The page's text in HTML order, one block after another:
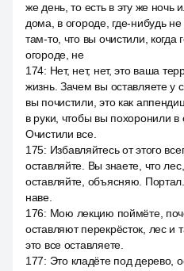
же день, то есть в эту же ночь
дома, в огороде, где-нибудь
там-то, что вы очистили, когда
огороде, не
174: Нет, нет, нет, это ваша
жизнь. Зачем вы оставляете у
вы почистили, это как
в руки, чтобы вы похоронили
Очистили все.
175: Избавляйтесь от этого
оставляйте. Вы знаете, что
оставляйте, объясняю.
наве.
176: Мою лекцию поймёте,
оставляют перекрёсток, лес и
это все оставляете.
177: Это кладёте под дерево,